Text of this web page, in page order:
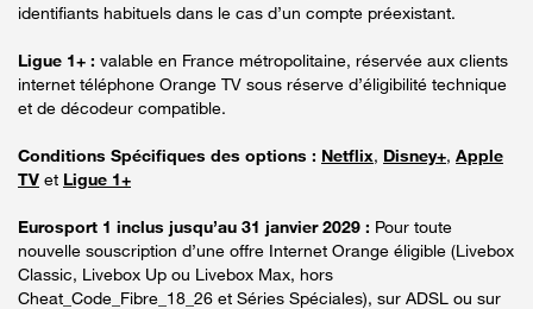
identifiants habituels dans le cas d’un compte préexistant.
Ligue 1+ : valable en France métropolitaine, réservée aux clients
internet téléphone Orange TV sous réserve d’éligibilité technique
et de décodeur compatible.
Conditions Spécifiques des options : Netflix, Disney+, Apple
TV et Ligue 1+
Eurosport 1 inclus jusqu’au 31 janvier 2029 : Pour toute
nouvelle souscription d’une offre Internet Orange éligible (Livebox
Classic, Livebox Up ou Livebox Max, hors
Cheat_Code_Fibre_18_26 et Séries Spéciales), sur ADSL ou sur